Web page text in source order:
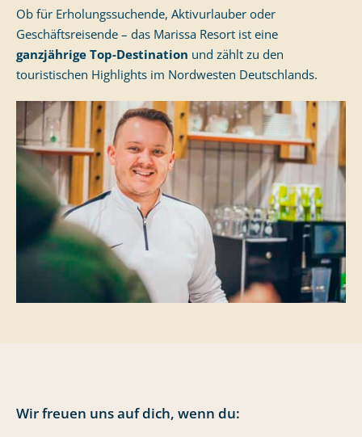
Ob für Erholungssuchende, Aktivurlauber oder
Geschäftsreisende – das Marissa Resort ist eine
ganzjährige Top-Destination und zählt zu den
touristischen Highlights im Nordwesten Deutschlands.
Wir freuen uns auf dich, wenn du: